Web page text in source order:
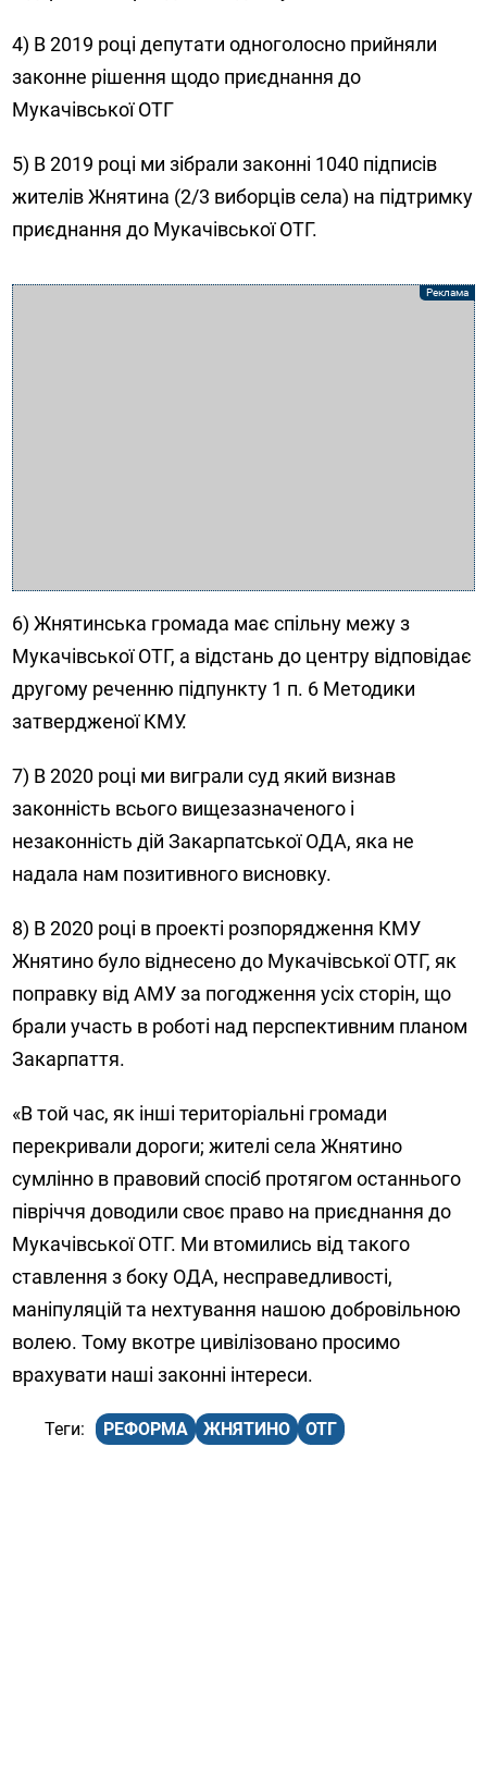
4) В 2019 році депутати одноголосно прийняли
законне рішення щодо приєднання до
Мукачівської ОТГ
5) В 2019 році ми зібрали законні 1040 підписів
жителів Жнятина (2/3 виборців села) на підтримку
приєднання до Мукачівської ОТГ.
6) Жнятинська громада має спільну межу з
Мукачівської ОТГ, а відстань до центру відповідає
другому реченню підпункту 1 п. 6 Методики
затвердженої КМУ.
7) В 2020 році ми виграли суд який визнав
законність всього вищезазначеного і
незаконність дій Закарпатської ОДА, яка не
надала нам позитивного висновку.
8) В 2020 році в проекті розпорядження КМУ
Жнятино було віднесено до Мукачівської ОТГ, як
поправку від АМУ за погодження усіх сторін, що
брали участь в роботі над перспективним планом
Закарпаття.
«В той час, як інші територіальні громади
перекривали дороги; жителі села Жнятино
сумлінно в правовий спосіб протягом останнього
півріччя доводили своє право на приєднання до
Мукачівської ОТГ. Ми втомились від такого
ставлення з боку ОДА, несправедливості,
маніпуляцій та нехтування нашою добровільною
волею. Тому вкотре цивілізовано просимо
врахувати наші законні інтереси.
РЕФОРМА ЖНЯТИНО ОТГ